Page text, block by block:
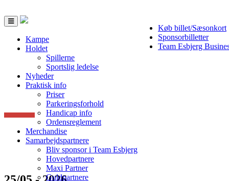
Køb billet/Sæsonkort
Sponsorbilletter
Team Esbjerg
Toggle
navigation
Kampe
Holdet
Spillerne
Sportslig ledelse
Nyheder
Praktisk info
Priser
Parkeringsforhold
Handicap info
Ordensreglement
Merchandise
Samarbejdspartnere
Bliv sponsor i Team Esbjerg
Hovedpartnere
Maxi Partner
Guldpartnere